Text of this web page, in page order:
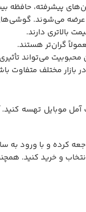
حافظه
عرضه می‌شوند.
بالاتری دارند.
گران‌تر هستند.
می‌تواند
مختلف متفاوت
آمل موبایل تهسه
کرده و با ورود
و خرید کنید.